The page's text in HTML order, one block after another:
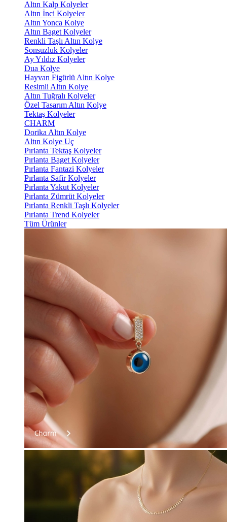
Altın Kalp Kolyeler
Altın İnci Kolyeler
Altın Yonca Kolye
Altın Baget Kolyeler
Renkli Taşlı Altın Kolye
Sonsuzluk Kolyeler
Ay Yıldız Kolyeler
Dua Kolye
Hayvan Figürlü Altın Kolye
Resimli Altın Kolye
Altın Tuğralı Kolyeler
Özel Tasarım Altın Kolye
Tektaş Kolyeler
CHARM
Dorika Altın Kolye
Altın Kolye Uç
Pırlanta Tektaş Kolyeler
Pırlanta Baget Kolyeler
Pırlanta Fantazi Kolyeler
Pırlanta Safir Kolyeler
Pırlanta Yakut Kolyeler
Pırlanta Zümrüt Kolyeler
Pırlanta Renkli Taşlı Kolyeler
Pırlanta Trend Kolyeler
Tüm Ürünler